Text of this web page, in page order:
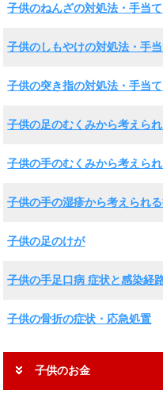
子供のねんざの対処法・手当て
子供のしもやけの対処法・手
子供の突き指の対処法・手当て
子供の足のむくみから考えら
子供の手のむくみから考えら
子供の手の湿疹から考えられ
子供の足のけが
子供の手足口病 症状と感染経
子供の骨折の症状・応急処置
子供のお金